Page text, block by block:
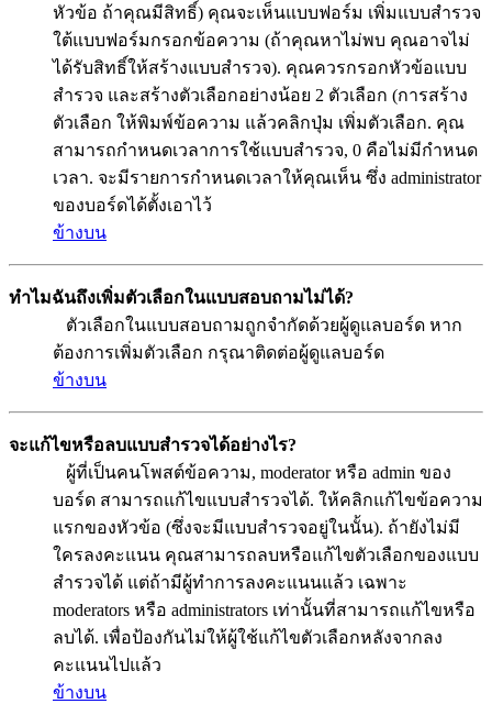
หัวข้อ ถ้าคุณมีสิทธิ์) คุณจะเห็นแบบฟอร์ม เพิ่มแบบสำรวจ
ใต้แบบฟอร์มกรอกข้อความ (ถ้าคุณหาไม่พบ คุณอาจไม่
ได้รับสิทธิ์ให้สร้างแบบสำรวจ). คุณควรกรอกหัวข้อแบบ
สำรวจ และสร้างตัวเลือกอย่างน้อย 2 ตัวเลือก (การสร้าง
ตัวเลือก ให้พิมพ์ข้อความ แล้วคลิกปุ่ม เพิ่มตัวเลือก. คุณ
สามารถกำหนดเวลาการใช้แบบสำรวจ, 0 คือไม่มีกำหนด
เวลา. จะมีรายการกำหนดเวลาให้คุณเห็น ซึ่ง administrator
ของบอร์ดได้ตั้งเอาไว้
ข้างบน
ทำไมฉันถึงเพิ่มตัวเลือกในแบบสอบถามไม่ได้?
ตัวเลือกในแบบสอบถามถูกจำกัดด้วยผู้ดูแลบอร์ด หาก
ต้องการเพิ่มตัวเลือก กรุณาติดต่อผู้ดูแลบอร์ด
ข้างบน
จะแก้ไขหรือลบแบบสำรวจได้อย่างไร?
ผู้ที่เป็นคนโพสต์ข้อความ, moderator หรือ admin ของ
บอร์ด สามารถแก้ไขแบบสำรวจได้. ให้คลิกแก้ไขข้อความ
แรกของหัวข้อ (ซึ่งจะมีแบบสำรวจอยู่ในนั้น). ถ้ายังไม่มี
ใครลงคะแนน คุณสามารถลบหรือแก้ไขตัวเลือกของแบบ
สำรวจได้ แต่ถ้ามีผู้ทำการลงคะแนนแล้ว เฉพาะ
moderators หรือ administrators เท่านั้นที่สามารถแก้ไขหรือ
ลบได้. เพื่อป้องกันไม่ให้ผู้ใช้แก้ไขตัวเลือกหลังจากลง
คะแนนไปแล้ว
ข้างบน